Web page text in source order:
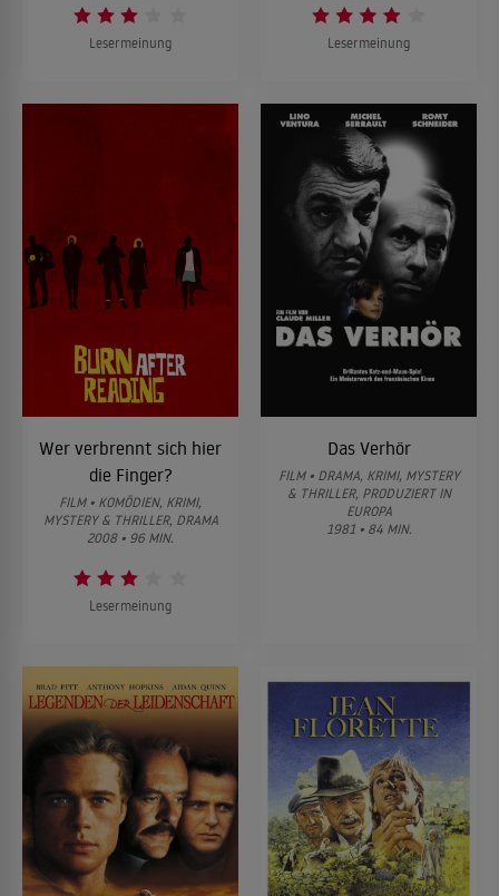
Lesermeinung Lesermeinung
Wer verbrennt sich hier
die Finger?
FILM • KOMÖDIEN, KRIMI,
MYSTERY & THRILLER, DRAMA
2008 • 96 MIN.
Lesermeinung
Das Verhör
FILM • DRAMA, KRIMI, MYSTERY
& THRILLER, PRODUZIERT IN
EUROPA
1981 • 84 MIN.